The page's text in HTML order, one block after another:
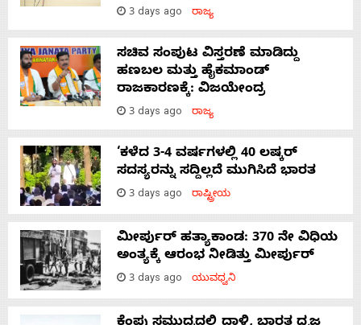
3 days ago ರಾಜ್ಯ
ಸಚಿವ ಸಂಪುಟ ವಿಸ್ತರಣೆ ಮಾಡಿದ್ದು
ಹಣಬಲ ಮತ್ತು ಹೈಕಮಾಂಡ್
ರಾಜಕಾರಣಕ್ಕೆ: ವಿಜಯೇಂದ್ರ
3 days ago ರಾಜ್ಯ
‘ಕಳೆದ 3-4 ವರ್ಷಗಳಲ್ಲಿ 40 ಲಷ್ಕರ್
ಸದಸ್ಯರನ್ನು ಸದ್ದಿಲ್ಲದೆ ಮುಗಿಸಿದೆ ಭಾರತ
3 days ago ರಾಷ್ಟ್ರೀಯ
ಮೀರ್ಪುರ್ ಹತ್ಯಾಕಾಂಡ: 370 ನೇ ವಿಧಿಯ
ಅಂತ್ಯಕ್ಕೆ ಆರಂಭ ನೀಡಿತ್ತು ಮೀರ್ಪುರ್
3 days ago ಯುವಧ್ವನಿ